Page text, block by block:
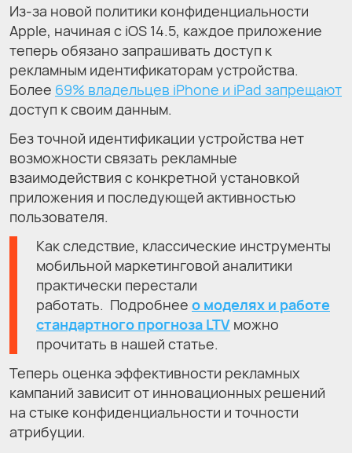
Из-за новой политики конфиденциальности
Apple, начиная с iOS 14.5, каждое приложение
теперь обязано запрашивать доступ к
рекламным идентификаторам устройства.
Более 69% владельцев iPhone и iPad запрещают
доступ к своим данным.
Без точной идентификации устройства нет
возможности связать рекламные
взаимодействия с конкретной установкой
приложения и последующей активностью
пользователя.
Как следствие, классические инструменты
мобильной маркетинговой аналитики
практически перестали
работать. Подробнее о моделях и работе
стандартного прогноза LTV можно
прочитать в нашей статье.
Теперь оценка эффективности рекламных
кампаний зависит от инновационных решений
на стыке конфиденциальности и точности
атрибуции.